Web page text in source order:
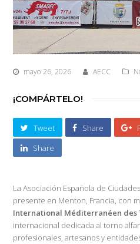
mayo 26, 2026 AECC
¡COMPÁRTELO!
Tweet Share
Share
La Asociación Española de
presente en Menton, Francia, con
International Méditerranéen des
internacional dedicada al torno
profesionales, artesanos y